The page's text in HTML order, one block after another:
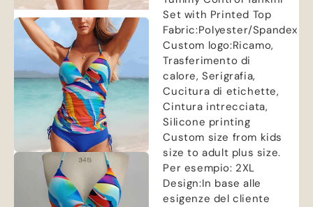
Set with Printed Top
Fabric:Polyester/Spandex
Custom logo:Ricamo,
Trasferimento di
calore, Serigrafia,
Cucitura di etichette,
Cintura intrecciata,
Silicone printing
Custom size from kids
size to adult plus size.
Per esempio: 2XL
Design:In base alle
esigenze del cliente